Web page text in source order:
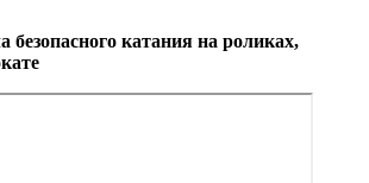
катания на роликах,